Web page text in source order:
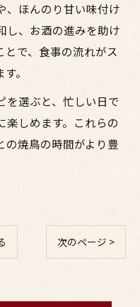
、ほんのり甘い味付け
し、お酒の進みを助け
とで、食事の流れがス
。
を選ぶと、忙しい日で
楽しめます。これらの
の焼鳥の時間がより豊
次のページ >